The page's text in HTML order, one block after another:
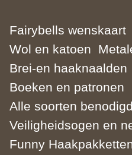
Fairybells wenskaart
Wol en katoen
Brei-en haaknaalden
Boeken en patronen
Alle soorten
Veiligheidsogen en
Funny